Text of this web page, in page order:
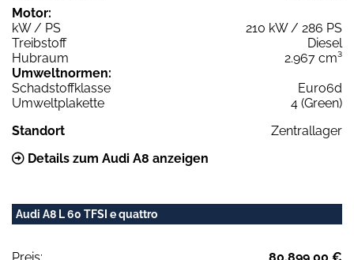
Motor:
kW / PS
210 kW / 286 PS
Treibstoff
Diesel
Hubraum
2.967 cm³
Umweltnormen:
Schadstoffklasse
Euro6d
Umweltplakette
4 (Green)
Standort
Zentrallager
Details zum Audi A8 anzeigen
Audi A8 L 60 TFSI e quattro
Preis: 80.899,00 €